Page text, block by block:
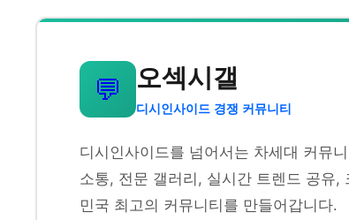
💬 오섹시갤
디시인사이드 경쟁 커뮤니티
디시인사이드를 넘어서는 차세대 커뮤
소통, 전문 갤러리, 실시간 트렌드 공유,
민국 최고의 커뮤니티를 만들어갑니다.